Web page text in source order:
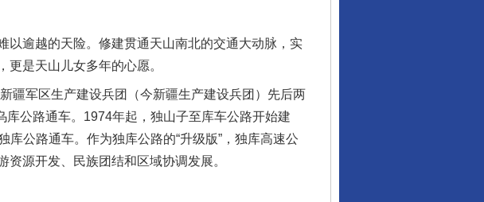
逾越的天险。修建贯通天山南北的交通大动脉，实
是天山儿女多年的心愿。
军区生产建设兵团（今新疆生产建设兵团）先后两
公路通车。1974年起，独山子至库车公路开始建
公路通车。作为独库公路的“升级版”，独库高速公
源开发、民族团结和区域协调发展。